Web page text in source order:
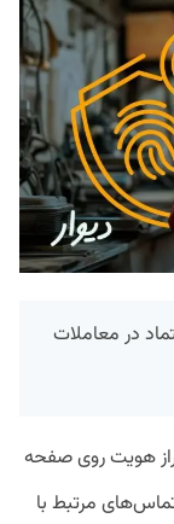
در معاملات
هویت روی صفحه‌
تماس‌های مرتبط با